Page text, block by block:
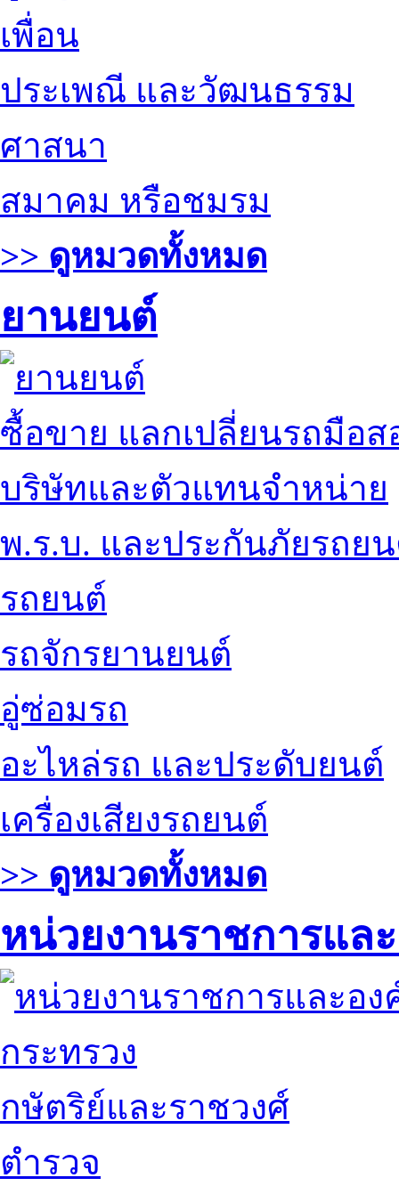
เพื่อน
ประเพณี และวัฒนธรรม
ศาสนา
สมาคม หรือชมรม
>> ดูหมวดทั้งหมด
ยานยนต์
ซื้อขาย แลกเปลี่ยนรถมือส
บริษัทและตัวแทนจำหน่าย
พ.ร.บ. และประกันภัยรถย
รถยนต์
รถจักรยานยนต์
อู่ซ่อมรถ
อะไหล่รถ และประดับยนต์
เครื่องเสียงรถยนต์
>> ดูหมวดทั้งหมด
หน่วยงานราชการแล
กระทรวง
กษัตริย์และราชวงศ์
ตำรวจ